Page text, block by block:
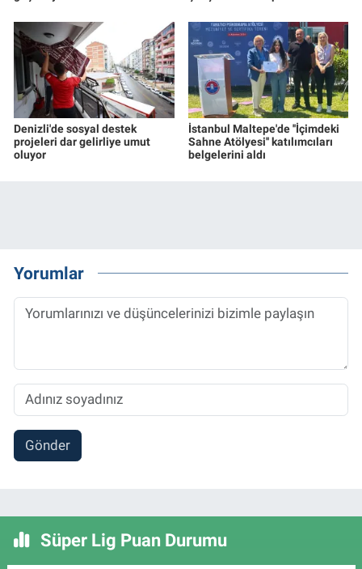
Denizli'de sosyal destek
projeleri dar gelirliye umut
oluyor
İstanbul Maltepe'de ''İçimdeki
Sahne Atölyesi'' katılımcıları
belgelerini aldı
Yorumlar
Gönder
Süper Lig Puan Durumu